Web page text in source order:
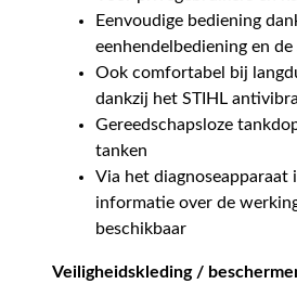
Eenvoudige bediening
eenhendelbediening en
Ook comfortabel bij
dankzij het STIHL
Gereedschapsloze
tanken
Via het diagnoseapparaat
informatie over de
beschikbaar
Veiligheidskleding /